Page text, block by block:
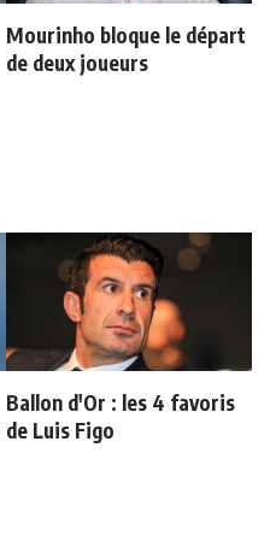
Mourinho bloque le départ
de deux joueurs
Ballon d'Or : les 4 favoris
de Luis Figo